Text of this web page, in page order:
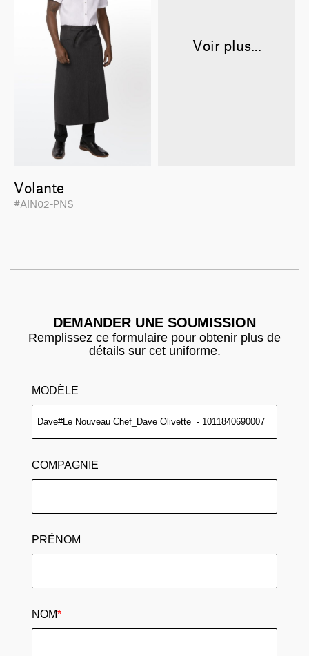
Volante
#AIN02-PNS
Voir plus...
DEMANDER UNE SOUMISSION
Remplissez ce formulaire pour obtenir plus de
détails sur cet uniforme.
MODÈLE
COMPAGNIE
PRÉNOM
NOM*